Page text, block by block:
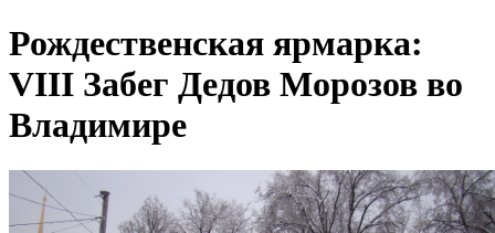
Рождественская ярмарка:
VIII Забег Дедов Морозов во
Владимире